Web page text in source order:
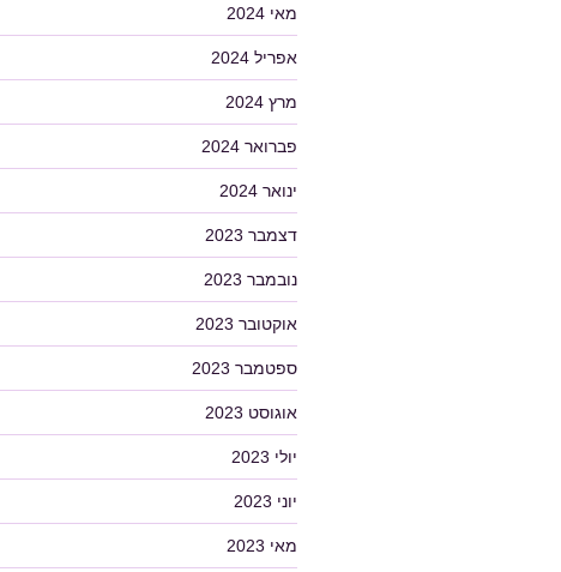
מאי 2024
אפריל 2024
מרץ 2024
פברואר 2024
ינואר 2024
דצמבר 2023
נובמבר 2023
אוקטובר 2023
ספטמבר 2023
אוגוסט 2023
יולי 2023
יוני 2023
מאי 2023